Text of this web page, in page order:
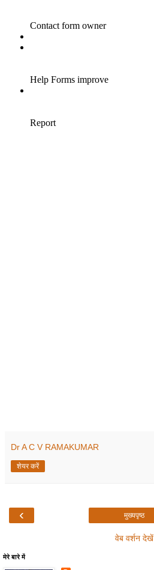
Dr A C V RAMAKUMAR
शेयर करें
‹ मुख्यपृष्ठ
वेब वर्शन देखें
मेरे बारे में